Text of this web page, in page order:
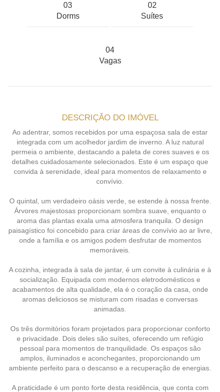
03
Dorms
02
Suítes
04
Vagas
DESCRIÇÃO DO IMÓVEL
Ao adentrar, somos recebidos por uma espaçosa sala de estar
integrada com um acolhedor jardim de inverno. A luz natural
permeia o ambiente, destacando a paleta de cores suaves e os
detalhes cuidadosamente selecionados. Este é um espaço que
convida à serenidade, ideal para momentos de relaxamento e
convívio.
O quintal, um verdadeiro oásis verde, se estende à nossa frente.
Árvores majestosas proporcionam sombra suave, enquanto o
aroma das plantas exala uma atmosfera tranquila. O design
paisagístico foi concebido para criar áreas de convívio ao ar livre,
onde a família e os amigos podem desfrutar de momentos
memoráveis.
A cozinha, integrada à sala de jantar, é um convite à culinária e à
socialização. Equipada com modernos eletrodomésticos e
acabamentos de alta qualidade, ela é o coração da casa, onde
aromas deliciosos se misturam com risadas e conversas
animadas.
Os três dormitórios foram projetados para proporcionar conforto
e privacidade. Dois deles são suítes, oferecendo um refúgio
pessoal para momentos de tranquilidade. Os espaços são
amplos, iluminados e aconchegantes, proporcionando um
ambiente perfeito para o descanso e a recuperação de energias.
A praticidade é um ponto forte desta residência, que conta com